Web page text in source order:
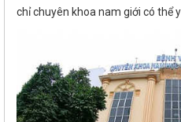
chỉ chuyên khoa nam giới có thể